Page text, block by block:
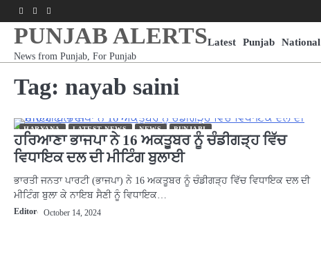
to
content
Facebook
YoutubeInstagram
PUNJAB ALERTS
News from Punjab, For Punjab
Latest Punjab National
Tag: nayab saini
HARYANA LATEST NEWS NEWS PUNJABI
ਹਰਿਆਣਾ ਭਾਜਪਾ ਨੇ 16 ਅਕਤੂਬਰ ਨੂੰ ਚੰਡੀਗੜ੍ਹ ਵਿੱਚ
ਵਿਧਾਇਕ ਦਲ ਦੀ ਮੀਟਿੰਗ ਬੁਲਾਈ
ਭਾਰਤੀ ਜਨਤਾ ਪਾਰਟੀ (ਭਾਜਪਾ) ਨੇ 16 ਅਕਤੂਬਰ ਨੂੰ ਚੰਡੀਗੜ੍ਹ ਵਿੱਚ ਵਿਧਾਇਕ ਦਲ ਦੀ
ਮੀਟਿੰਗ ਬੁਲਾ ਕੇ ਨਾਇਬ ਸੈਣੀ ਨੂੰ ਵਿਧਾਇਕ…
Editor October 14, 2024